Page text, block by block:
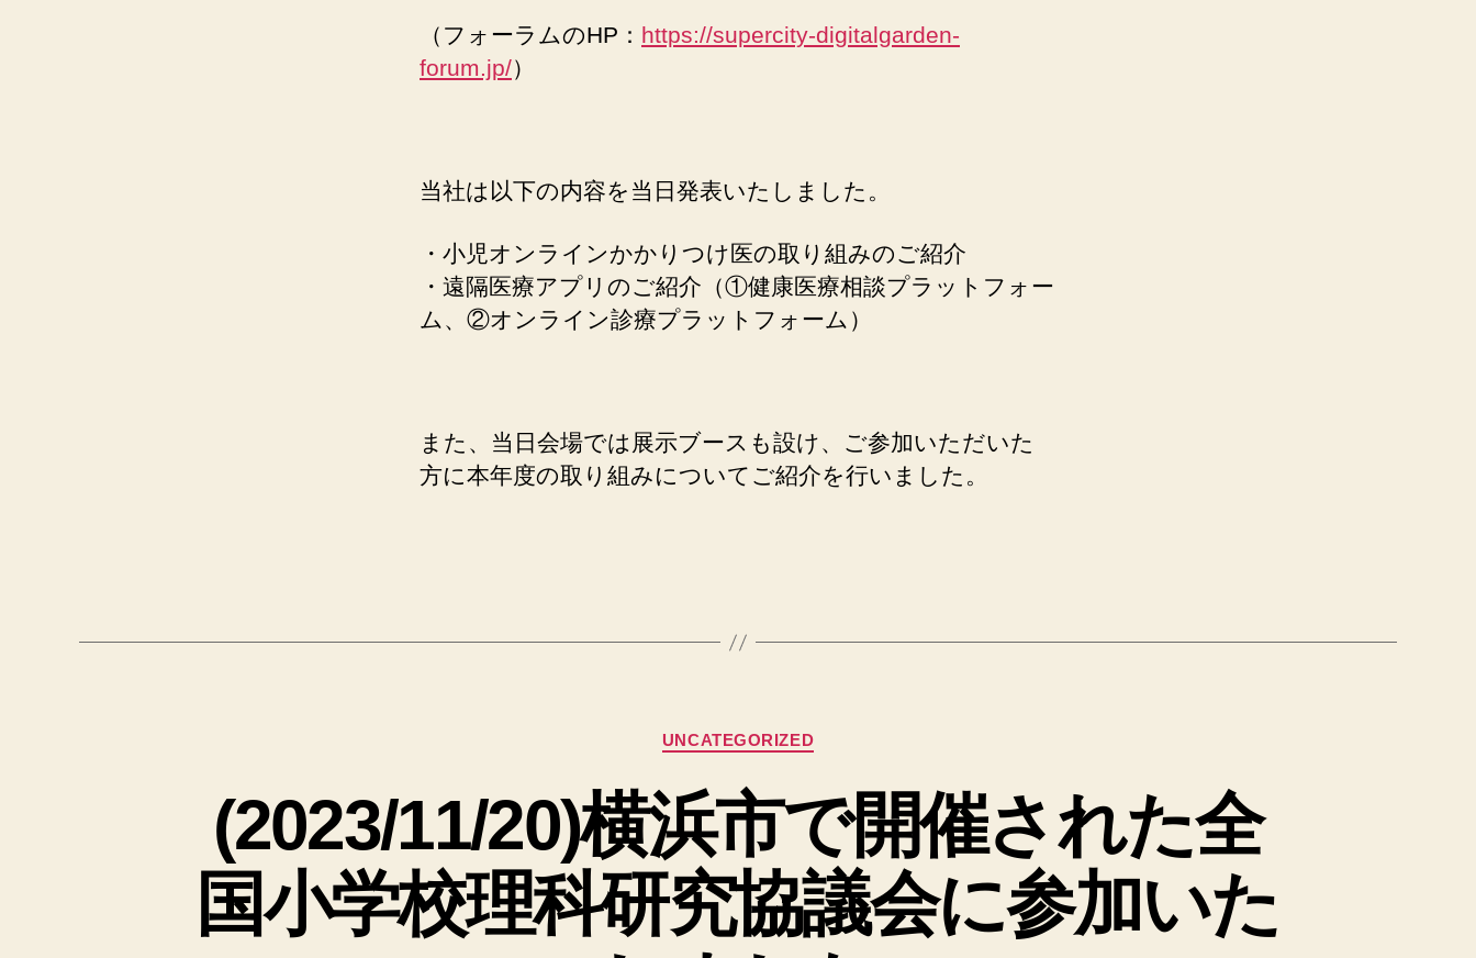
（フォーラムのHP： https://supercity-digitalgarden-
forum.jp/）
当社は以下の内容を当日発表いたしました。
・小児オンラインかかりつけ医の取り組みのご紹介
・遠隔医療アプリのご紹介（①健康医療相談プラットフォー
ム、②オンライン診療プラットフォーム）
また、当日会場では展示ブースも設け、ご参加いただいた
方に本年度の取り組みについてご紹介を行いました。
カ
テ
リ
ー
UNCATEGORIZED
(2023/11/20)横浜市で開催された全
国小学校理科研究協議会に参加いた